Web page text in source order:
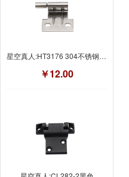
星空真人:HT3176 304不锈钢振光
￥12.00